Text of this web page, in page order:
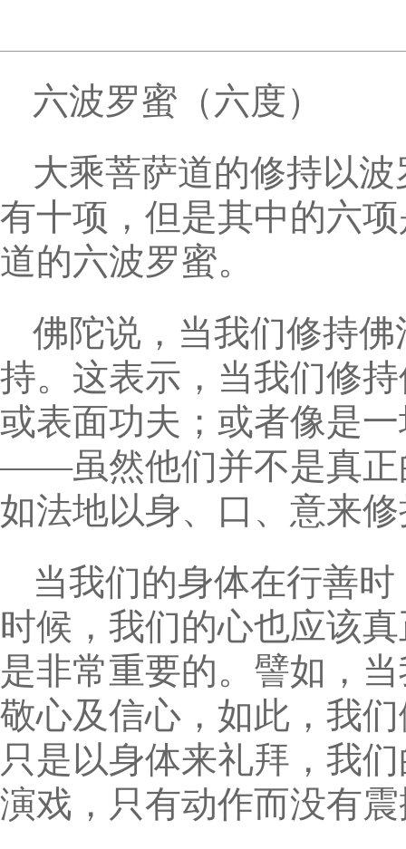
六波罗蜜（六度）
大乘菩萨道的修持以
有十项，但是其中的六
道的六波罗蜜。
佛陀说，当我们修持
持。这表示，当我们修
或表面功夫；或者像是
——虽然他们并不是真正
如法地以身、口、意来
当我们的身体在行善
时候，我们的心也应该
是非常重要的。譬如，
敬心及信心，如此，我
只是以身体来礼拜，我
演戏，只有动作而没有